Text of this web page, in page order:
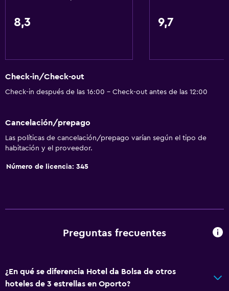
Ascensor
Silla para ducha
Hipoalergénico
Almohada hipoalergénica
Habitación hipoalergénica
Almohada sin plumas
Baño
Inodoro adaptado
8,3 9,7
Check-in/Check-out
Check-in después de las 16:00 - Check-out antes de las 12:00
Cancelación/prepago
Las políticas de cancelación/prepago varían según el tipo de
habitación y el proveedor.
Número de licencia: 345
Preguntas frecuentes
¿En qué se diferencia Hotel da Bolsa de otros
hoteles de 3 estrellas en Oporto?